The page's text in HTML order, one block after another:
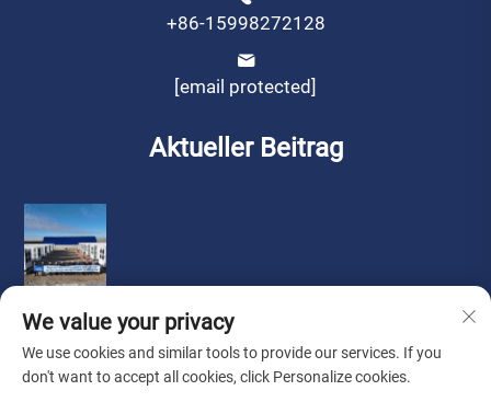
+86-15998272128
[email protected]
Aktueller Beitrag
We value your privacy
We use cookies and similar tools to provide our services. If you
don't want to accept all cookies, click Personalize cookies.